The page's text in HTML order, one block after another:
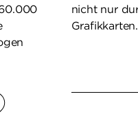
nicht nur
Grafikkarten.